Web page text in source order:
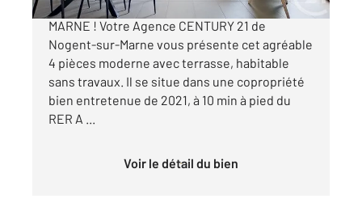
APPARTEMENT A VENDRE - NOGENT-SUR-
MARNE ! Votre Agence CENTURY 21 de
Nogent-sur-Marne vous présente cet agréable
4 pièces moderne avec terrasse, habitable
sans travaux. Il se situe dans une copropriété
bien entretenue de 2021, à 10 min à pied du
RER A ...
Voir le détail du bien